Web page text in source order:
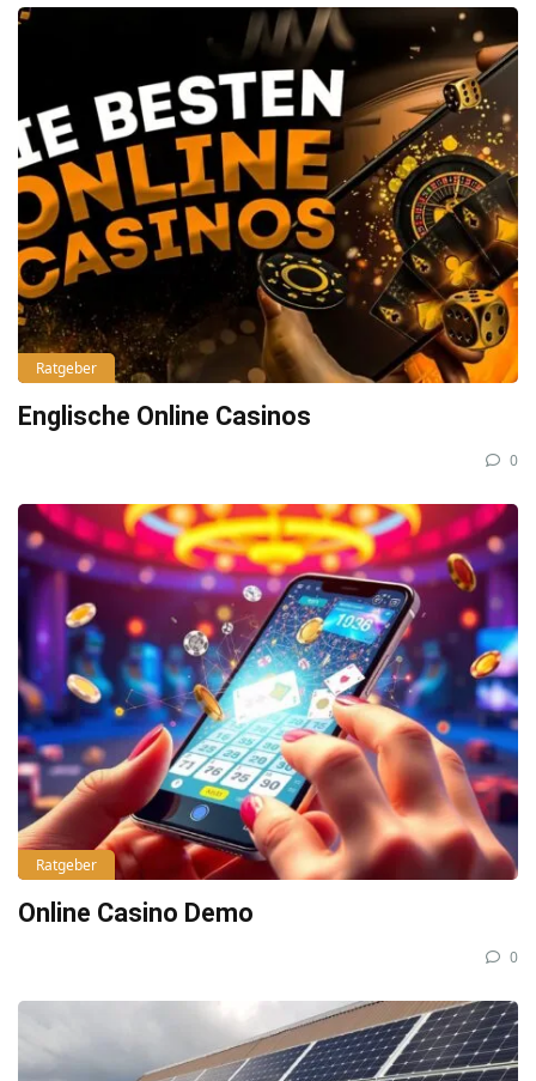
Ratgeber
Englische Online Casinos
0
Ratgeber
Online Casino Demo
0